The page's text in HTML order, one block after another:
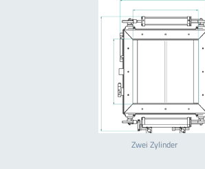
Zwei Zylinder